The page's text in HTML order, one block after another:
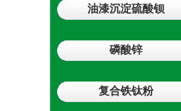
油漆沉淀硫酸钡
磷酸锌
复合铁钛粉